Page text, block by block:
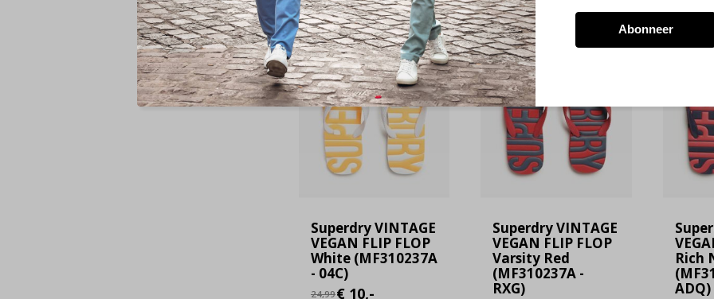
Superdry VINTAGE
VEGAN FLIP FLOP
White (MF310237A
- 04C)
-60%
SALE
24,99€ 10,-
Superdry VINTAGE
VEGAN FLIP FLOP
Varsity Red
(MF310237A -
RXG)
-60%
SALE
Rich
ADQ)
Abonneer